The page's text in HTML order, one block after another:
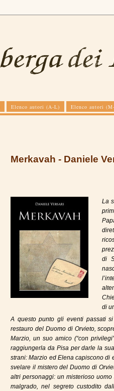
Elenco autori (A-L) Elenco autori
Merkavah - Daniele
La
di
di
A questo punto gli eventi passati
restauro del Duomo di Orvieto,
Marzio, un suo amico (“con
raggiungerla da Pisa per darle la
strani: Marzio ed Elena capiscono di
svelare il mistero del Duomo di
altri personaggi: un misterioso
malgrado, nel segreto custodito